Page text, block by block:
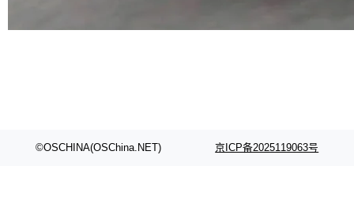
©OSCHINA(OSChina.NET) 京ICP备2025119063号